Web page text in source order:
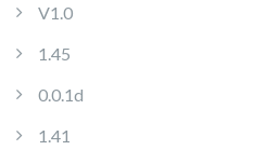
V1.0
1.45
0.0.1d
1.41